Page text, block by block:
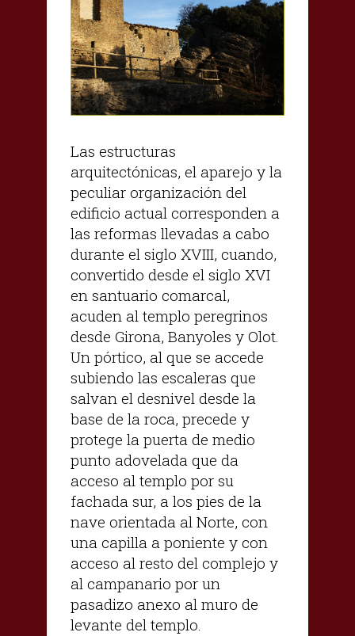
Las estructuras
arquitectónicas, el aparejo y la
peculiar organización del
edificio actual corresponden a
las reformas llevadas a cabo
durante el siglo XVIII, cuando,
convertido desde el siglo XVI
en santuario comarcal,
acuden al templo peregrinos
desde Girona, Banyoles y Olot.
Un pórtico, al que se accede
subiendo las escaleras que
salvan el desnivel desde la
base de la roca, precede y
protege la puerta de medio
punto adovelada que da
acceso al templo por su
fachada sur, a los pies de la
nave orientada al Norte, con
una capilla a poniente y con
acceso al resto del complejo y
al campanario por un
pasadizo anexo al muro de
levante del templo.